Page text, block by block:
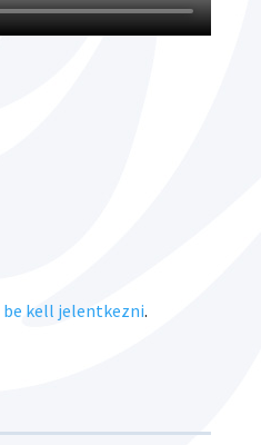
be kell jelentkezni.